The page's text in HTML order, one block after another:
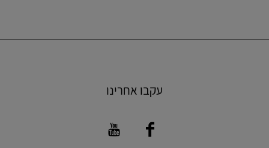
עקבו אחרינו